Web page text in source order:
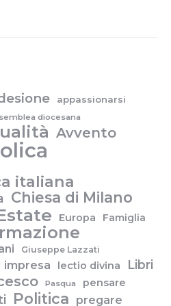
appassionarsi
diocesana
Avvento
italiana
Chiesa di Milano
Europa Famiglia
Giuseppe Lazzati
impresa lectio divina Libri
Pasqua pensare
Politica pregare